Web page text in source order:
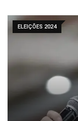
ELEIÇÕES 2024